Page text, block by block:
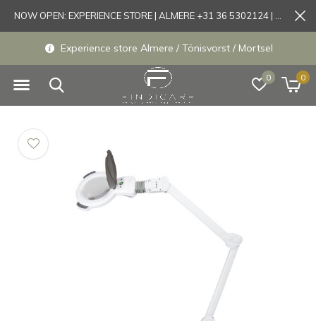
0 0
Experience store Almere / Tönisvorst / Mortsel